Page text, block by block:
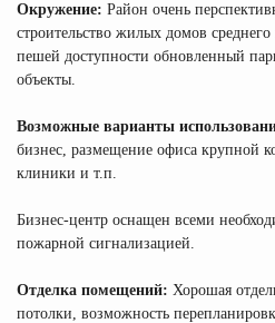
Окружение: Район очень
строительство жилых домов
пешей доступности обновленный
объекты.
Возможные варианты
бизнес, размещение офиса крупной
клиники и т.п.
Бизнес-центр оснащен всеми
пожарной сигнализацией.
Отделка помещений: Хорошая
потолки, возможность